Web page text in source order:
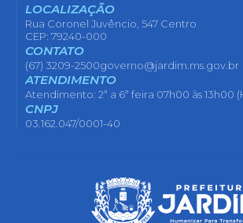
LOCALIZAÇÃO
Rua Coronel Juvêncio, 547 Centro
CEP: 79240-000
CONTATO
(67) 3209-2500governo@jardim.ms.gov.br
ATENDIMENTO
Atendimento: 2ª a 6ª feira 07h00 às 13h00
CNPJ
03.162.047/0001-40